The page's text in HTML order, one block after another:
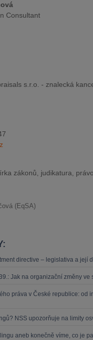
Consultant
s.r.o. - znalecká
zákonů, judikatura,
(EqSA)
directive – legislativa a její
Jak na organizační změny ve
práva v České republice: od
NSS upozorňuje na limity
aneb konečně víme, co je